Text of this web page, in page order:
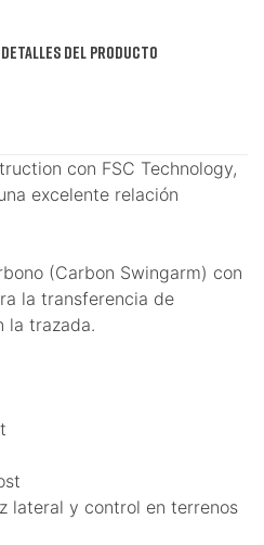
Detalles del producto
con FSC Technology,
excelente relación
(Carbon Swingarm) con
la transferencia de
la trazada.
lateral y control en terrenos